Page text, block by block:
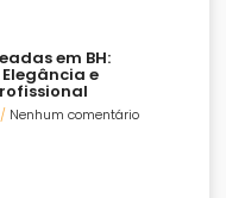
em BH:
e
Nenhum comentário